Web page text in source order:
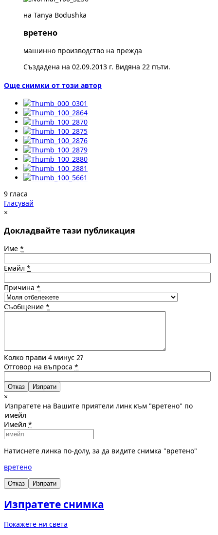
на Tanya Bodushka
вретено
машинно производство на прежда
Създадена на 02.09.2013 г. Видяна 22 пъти.
Още снимки от този автор
9 гласа
Гласувай
×
Докладвайте тази публикация
Име *
Емайл *
Причина *
Съобщение *
Колко прави 4 минус 2?
Отговор на въпроса *
Отказ
×
Изпратете на Вашите приятели линк към "вретено" по
имейл
Имейл *
Натиснете линка по-долу, за да видите снимка "вретено"
вретено
Отказ Изпрати
Изпратете снимка
Покажете ни света